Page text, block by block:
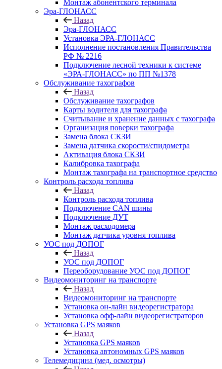
Монтаж абонентского терминала
Эра-ГЛОНАСС
Назад
Эра-ГЛОНАСС
Установка ЭРА-ГЛОНАСС
Исполнение постановления Правительства
РФ № 2216
Подключение лесной техники к системе
«ЭРА-ГЛОНАСС» по ПП №1378
Обслуживание тахографов
Назад
Обслуживание тахографов
Карты водителя для тахографа
Считывание и хранение данных с тахографа
Организация поверки тахографа
Замена блока СКЗИ
Замена датчика скорости/спидометра
Активация блока СКЗИ
Калибровка тахографа
Монтаж тахографа на транспортное средство
Контроль расхода топлива
Назад
Контроль расхода топлива
Подключение CAN шины
Подключение ДУТ
Монтаж расходомера
Монтаж датчика уровня топлива
УОС под ДОПОГ
Назад
УОС под ДОПОГ
Переоборудование УОС под ДОПОГ
Видеомониторинг на транспорте
Назад
Видеомониторинг на транспорте
Установка он-лайн видеорегистратора
Установка офф-лайн видеорегистраторов
Установка GPS маяков
Назад
Установка GPS маяков
Установка автономных GPS маяков
Телемедицина (мед. осмотры)